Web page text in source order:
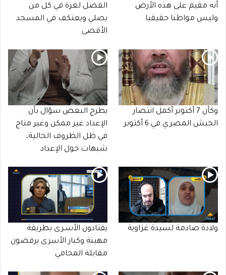
أنه مقيم على هذه الأرض
وليس مواطنا حقيقيا
الفضل لغزة في كل من
يصلي ويعتكف في المسجد
الأقصى
وكأن 7 أكتوبر أكمل انتصار
الجيش المصري في 6 أكتوبر
يطرح البعض سؤال بأن
الإعداد غير ممكن وغير متاح
في ظل الظروف الحالية،
شبهات حول الإعداد
ولادة صادمة لسيدة غزاوية
يقتادون الأسـرى بطريقة
مهينة وكبار الأسرى يرفضون
مقابلة المحامي